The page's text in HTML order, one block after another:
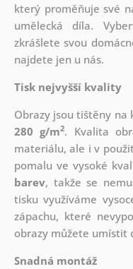
který proměňuje své
umělecká díla.
zkrášlete svou
najdete jen u nás.
Tisk nejvyšší kvality
Obrazy jsou tištěny
280 g/m2. Kvalita
materiálu, ale i v
pomalu ve vysoké
barev, takže se
tisku využíváme
zápachu, které
obrazy můžete umístit
Snadná montáž